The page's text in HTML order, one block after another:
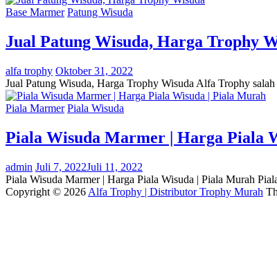
Base Marmer Patung Wisuda
Jual Patung Wisuda, Harga Trophy
alfa trophy Oktober 31, 2022
Jual Patung Wisuda, Harga Trophy Wisuda Alfa Trophy
Piala Marmer Piala Wisuda
Piala Wisuda Marmer | Harga Piala
admin Juli 7, 2022Juli 11, 2022
Piala Wisuda Marmer | Harga Piala Wisuda | Piala Murah
Copyright © 2026 Alfa Trophy | Distributor Trophy Murah